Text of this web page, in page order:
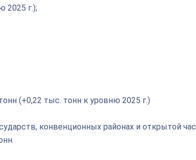
2025 г.);
(+0,22 тыс. тонн к уровню 2025 г.)
конвенционных районах и открытой